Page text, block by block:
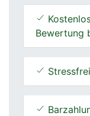
Bewertung